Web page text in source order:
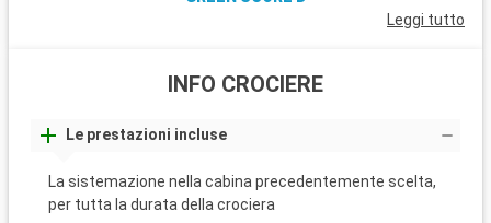
Leggi tutto
INFO CROCIERE
Le prestazioni incluse
La sistemazione nella cabina precedentemente scelta,
per tutta la durata della crociera